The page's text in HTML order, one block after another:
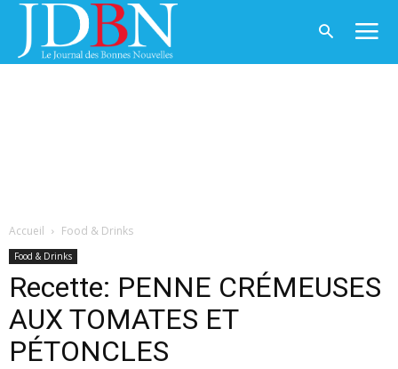
Accueil Food & Drinks
Food & Drinks
Recette: PENNE CRÉMEUSES
AUX TOMATES ET
PÉTONCLES